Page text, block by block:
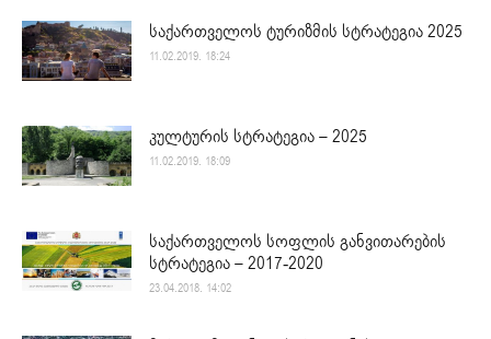
საქართველოს ტურიზმის სტრატეგია 2025
11.02.2019. 18:24
კულტურის სტრატეგია – 2025
11.02.2019. 18:09
საქართველოს სოფლის განვითარების
სტრატეგია – 2017-2020
23.04.2018. 14:02